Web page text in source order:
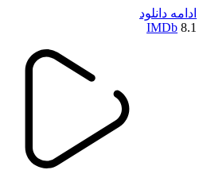
ادامه دانلود
8.1
IMDb